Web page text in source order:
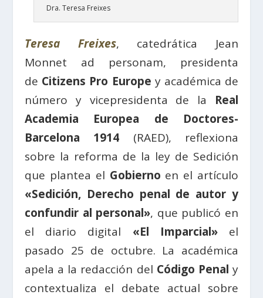
Dra. Teresa Freixes
Teresa Freixes, catedrática Jean
Monnet ad personam, presidenta
de Citizens Pro Europe y académica de
número y vicepresidenta de la Real
Academia Europea de Doctores-
Barcelona 1914 (RAED), reflexiona
sobre la reforma de la ley de Sedición
que plantea el Gobierno en el artículo
«Sedición, Derecho penal de autor y
confundir al personal», que publicó en
el diario digital «El Imparcial»el
pasado 25 de octubre. La académica
apela a la redacción del Código Penal y
contextualiza el debate actual sobre